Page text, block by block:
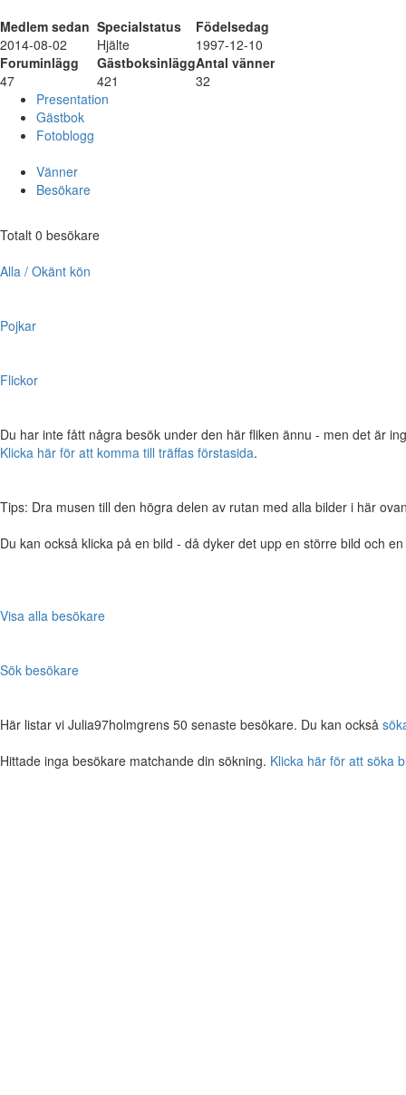
Medlem sedan Specialstatus
Födelsedag
2014-08-02
Hjälte
1997-12-10
Foruminlägg
GästboksinläggAntal vänner
47
421
32
Presentation
Gästbok
Fotoblogg
Vänner
Besökare
Totalt 0 besökare
Alla / Okänt kön
Pojkar
Flickor
Du har inte fått några besök under den här fliken ännu - men det är
Klicka här för att komma till träffas förstasida.
Tips: Dra musen till den högra delen av rutan med alla bilder i här
Du kan också klicka på en bild - då dyker det upp en större bild och
Visa alla besökare
Sök besökare
Här listar vi Julia97holmgrens 50 senaste besökare. Du kan också
Hittade inga besökare matchande din sökning. Klicka här för att söka